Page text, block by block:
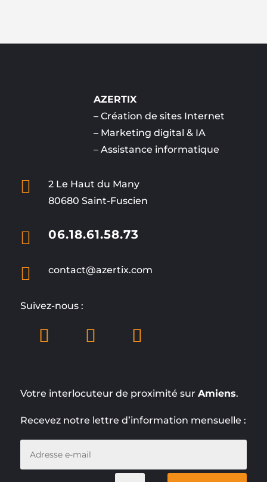
AZERTIX
– Création de sites Internet
– Marketing digital & IA
– Assistance informatique

2 Le Haut du Many
80680 Saint-Fuscien
 06.18.61.58.73
 contact@azertix.com
Suivez-nous :
Votre interlocuteur de proximité sur Amiens.
Recevez notre lettre d’information mensuelle :